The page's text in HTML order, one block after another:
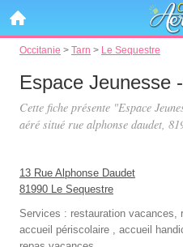
Occitanie > Tarn > Le Sequestre
Espace Jeunesse
Cette fiche présente "Espace
aéré situé rue alphonse daudet,
13 Rue Alphonse Daudet
81990 Le Sequestre
Services : restauration vacances,
accueil périscolaire , accueil